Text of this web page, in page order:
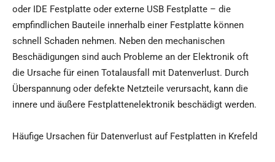
oder IDE Festplatte oder externe USB Festplatte – die
empfindlichen Bauteile innerhalb einer Festplatte können
schnell Schaden nehmen. Neben den mechanischen
Beschädigungen sind auch Probleme an der Elektronik oft
die Ursache für einen Totalausfall mit Datenverlust. Durch
Überspannung oder defekte Netzteile verursacht, kann die
innere und äußere Festplattenelektronik beschädigt werden.
Häufige Ursachen für Datenverlust auf Festplatten in Krefeld